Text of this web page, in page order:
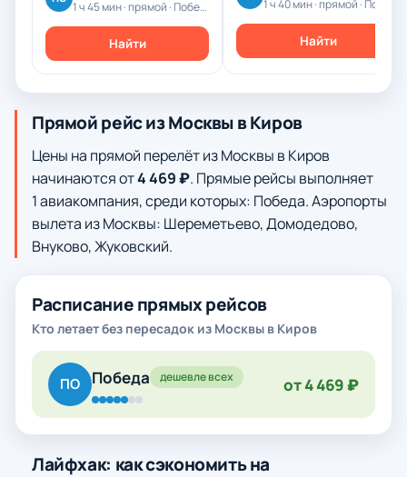
1 ч 45 мин · прямой · Победа
Найти Найти
Прямой рейс из Москвы в Киров
Цены на прямой перелёт из Москвы в Киров
начинаются от4 469 ₽. Прямые рейсы выполняет
1 авиакомпания, среди которых: Победа. Аэропорты
вылета из Москвы: Шереметьево, Домодедово,
Внуково, Жуковский.
Расписание прямых рейсов
Кто летает без пересадок из Москвы в Киров
ПО Победа дешевле всех от 4 469 ₽
Лайфхак: как сэкономить на